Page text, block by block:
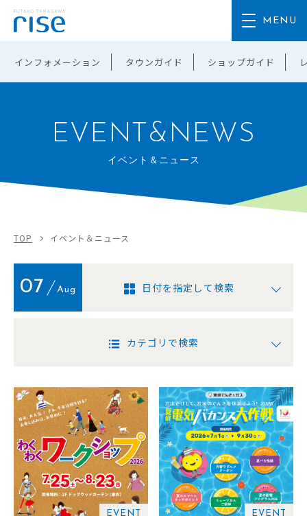
インフォメーション タウンガイド ショップガイド
EVENT&NEWS
イベント＆ニュース
TOP イベント＆ニュース
07 Aug 日付を指定して検索
カテゴリで検索
EVENT EVENT